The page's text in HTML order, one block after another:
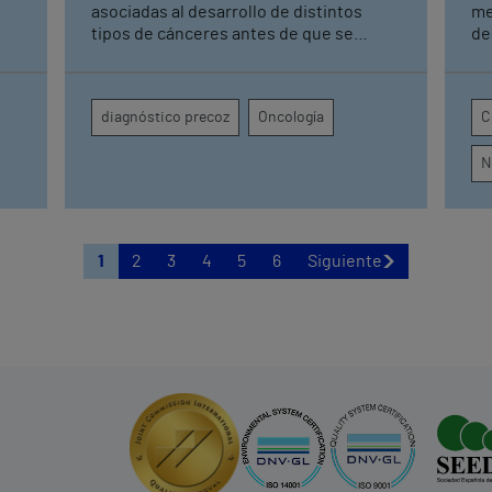
asociadas al desarrollo de distintos
tipos de cánceres antes de que se
curación y mejorar los resultados
terapéuticos mediante tratamientos
diagnóstico precoz Oncología
1 2 3 4 5 6 Siguiente